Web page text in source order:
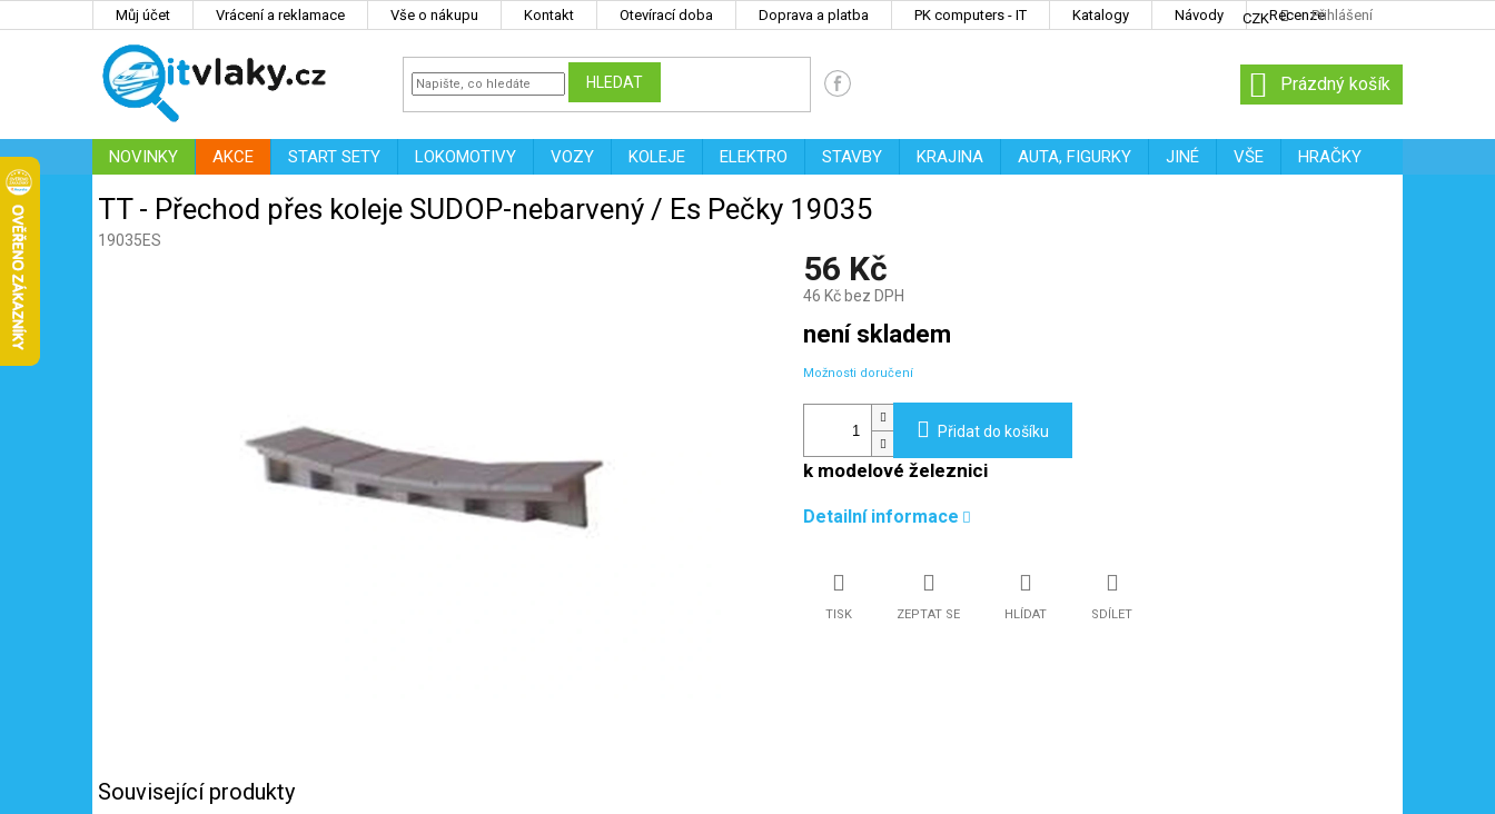
Můj účet Vrácení a reklamace Vše o nákupu Kontakt Otevírací doba Doprava a platba PK computers - IT Katalogy Návody Recenze
CZK Přihlášení
HLEDAT
NÁKUPNÍ
KOŠÍK
Prázdný košík
NOVINKY AKCE START SETY LOKOMOTIVY VOZY KOLEJE ELEKTRO STAVBY KRAJINA AUTA, FIGURKY JINÉ VŠE
HRAČKY
ZNAČKY
TT - Přechod přes koleje SUDOP-nebarvený / Es Pečky 19035
19035ES
56 Kč
46 Kč bez DPH
cena:
není skladem
Možnosti doručení
Přidat do košíku
k modelové železnici
Detailní informace
TISK ZEPTAT SE HLÍDAT SDÍLET
Související produkty